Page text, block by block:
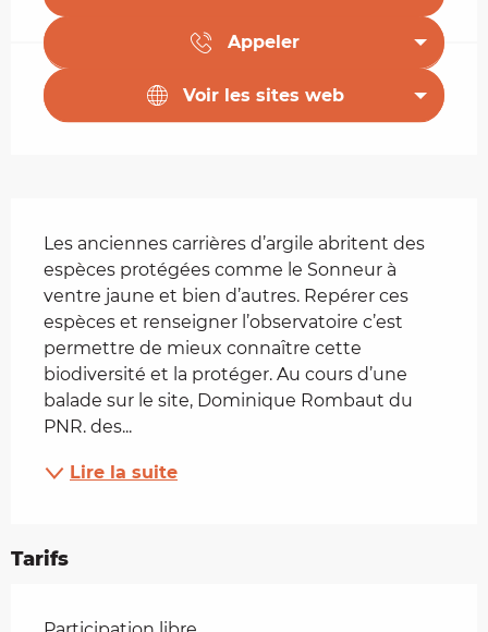
Appeler
Voir les sites web
Les anciennes carrières d’argile abritent des
espèces protégées comme le Sonneur à
ventre jaune et bien d’autres. Repérer ces
espèces et renseigner l’observatoire c’est
permettre de mieux connaître cette
biodiversité et la protéger. Au cours d’une
balade sur le site, Dominique Rombaut du
PNR. des...
Lire la suite
Tarifs